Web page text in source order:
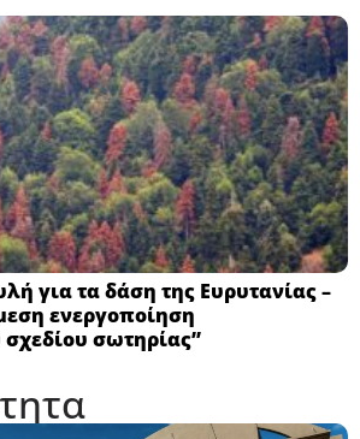
για τα δάση της Ευρυτανίας –
ενεργοποίηση
σωτηρίας”